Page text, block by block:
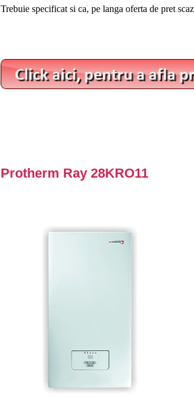
Trebuie specificat si ca, pe langa oferta de pret
Protherm Ray 28KRO11